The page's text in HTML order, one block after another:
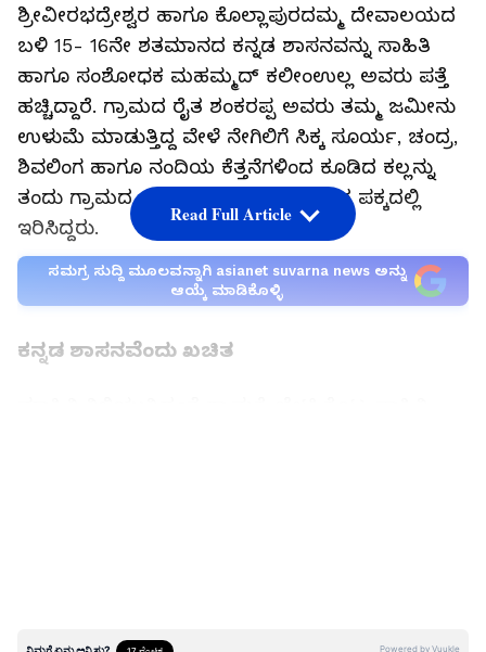
ಶ್ರೀವೀರಭದ್ರೇಶ್ವರ ಹಾಗೂ ಕೊಲ್ಲಾಪುರದಮ್ಮ ದೇವಾಲಯದ
ಬಳಿ 15- 16ನೇ ಶತಮಾನದ ಕನ್ನಡ ಶಾಸನವನ್ನು ಸಾಹಿತಿ
ಹಾಗೂ ಸಂಶೋಧಕ ಮಹಮ್ಮದ್‌ ಕಲೀಂಉಲ್ಲ ಅವರು ಪತ್ತೆ
ಹಚ್ಚಿದ್ದಾರೆ. ಗ್ರಾಮದ ರೈತ ಶಂಕರಪ್ಪ ಅವರು ತಮ್ಮ ಜಮೀನು
ಉಳುಮೆ ಮಾಡುತ್ತಿದ್ದ ವೇಳೆ ನೇಗಿಲಿಗೆ ಸಿಕ್ಕ ಸೂರ್ಯ, ಚಂದ್ರ,
ಶಿವಲಿಂಗ ಹಾಗೂ ನಂದಿಯ ಕೆತ್ತನೆಗಳಿಂದ ಕೂಡಿದ ಕಲ್ಲನ್ನು
ತಂದು ಗ್ರಾಮದ ದೇವಾಲಯದ ನಂದಿ ಕಂಬದ ಪಕ್ಕದಲ್ಲಿ
ಇರಿಸಿದ್ದರು.
ಸಮಗ್ರ ಸುದ್ದಿ ಮೂಲವನ್ನಾಗಿ asianet suvarna news ಅನ್ನು
ಆಯ್ಕೆ ಮಾಡಿಕೊಳ್ಳಿ
ಕನ್ನಡ ಶಾಸನವೆಂದು ಖಚಿತ
Read Full Article